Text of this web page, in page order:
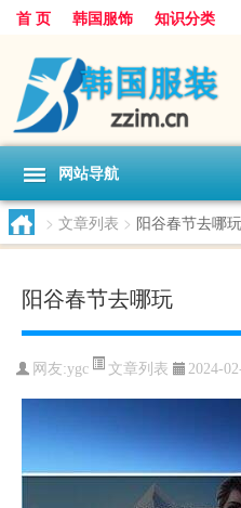
首 页 韩国服饰 知识分类
网站导航
> 文章列表 > 阳谷春节去哪玩
阳谷春节去哪玩
网友:ygc 文章列表 2024-